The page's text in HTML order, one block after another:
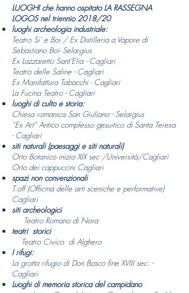
LUOGHI che hanno ospitato LA RASSEGNA
LOGOS nel triennio 2018/20
luoghi archeologia industriale:
Teatro Si' e Boi / Ex Distilleria a Vapore di
Sebastiano Boi- Selargius
Ex Lazzaretto Sant’Elia - Cagliari
Teatro delle Saline - Cagliari
Ex Manifattura Tabacchi - Cagliari
La Fucina Teatro - Cagliari
luoghi di culto e storia:
Chiesa romanica San Giuliano - Selargius
“Ex Art” Antico complesso gesuitico di Santa Teresa
- Cagliari
siti naturali (paesaggi e siti naturali)
Orto Botanico inizio XIX sec /Università/Cagliari
Orto dei cappuccini Cagliari
spazi non convenzionali
T.off (Officina delle arti sceniche e performative)
Cagliari
siti archeologici
Teatro Romano di Nora
teatri storici
Teatro Civico di Alghero
I rifugi:
La grotta rifugio di Don Bosco fine XVIII sec. -
Cagliari
Luoghi di memoria storica del campidano